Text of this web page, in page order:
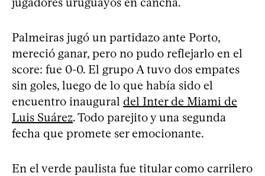
Palmeiras jugó un partidazo ante Porto,
mereció ganar, pero no pudo reflejarlo en el
score: fue 0-0. El grupo A tuvo dos empates
sin goles, luego de lo que había sido el
encuentro inaugural del Inter de Miami de
Luis Suárez. Todo parejito y una segunda
fecha que promete ser emocionante.
En el verde paulista fue titular como carrilero